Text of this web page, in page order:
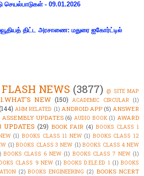
செயல்பாடுகள் - 09.01.2026
திட்ட அரசாணை: மதுரை ஐகோர்ட்டில்
FLASH NEWS (3877) @ SITE MAP
1.WHAT'S NEW (150) ACADEMIC CIRCULAR (1)
AHM RELATED (1) ANDROID APP (5) ANSWER
ASSEMBLY UPDATES (6) AUDIO BOOK (1) AWARD
(29) BOOK FAIR (4) BOOKS CLASS 1
(1) BOOKS CLASS 11 NEW (1) BOOKS CLASS 12
(1) BOOKS CLASS 3 NEW (1) BOOKS CLASS 4 NEW
BOOKS CLASS 6 NEW (1) BOOKS CLASS 7 NEW (1)
CLASS 9 NEW (1) BOOKS D.ELE.ED 1 (1) BOOKS
(2) BOOKS ENGINEERING (2) BOOKS NCERT